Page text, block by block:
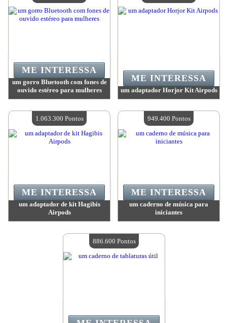
um gorro Bluetooth com fones de
ouvido estéreo para mulheres
Quantidade disponível:4
ME INTERESSA
um adaptador Horjor Kit Airpods
Quantidade disponível:4
ME INTERESSA
um adaptador de kit Hagibis
Airpods
Quantidade disponível:4
ME INTERESSA
1.063.300 Pontos
um caderno de música para
iniciantes
Quantidade disponível:
ME INTERESSA
949.400 Pontos
886.600 Pontos